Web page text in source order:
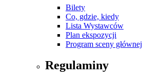
Bilety
Co, gdzie, kiedy
Lista Wystawców
Plan ekspozycji
Program sceny głównej
Regulaminy